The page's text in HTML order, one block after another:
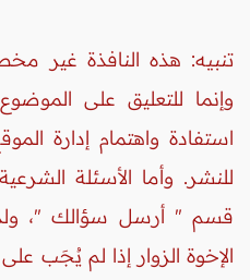
تنبيه: هذه النافذة غير
وإنما للتعليق على
استفادة واهتمام إدارة
للنشر. وأما الأسئلة
قسم " أرسل سؤالك "،
الإخوة الزوار إذا لم